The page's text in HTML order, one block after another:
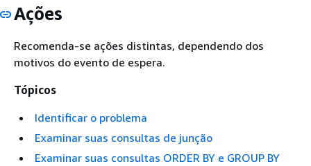
Ações
Recomenda-se ações distintas, dependendo dos
motivos do evento de espera.
Tópicos
Identificar o problema
Examinar suas consultas de junção
Examinar suas consultas ORDER BY e GROUP BY